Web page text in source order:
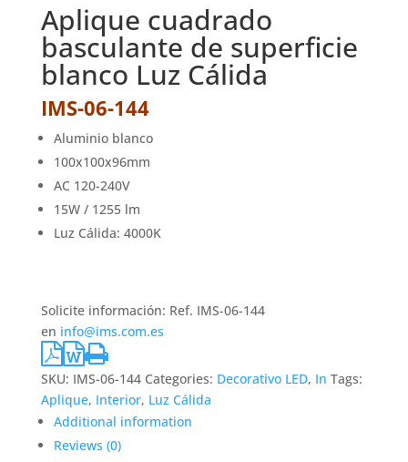
Aplique cuadrado
basculante de superficie
blanco Luz Cálida
IMS-06-144
Aluminio blanco
100x100x96mm
AC 120-240V
15W / 1255 lm
Luz Cálida: 4000K
Solicite información: Ref. IMS-06-144
en info@ims.com.es
SKU: IMS-06-144 Categories: Decorativo LED, In Tags:
Aplique, Interior, Luz Cálida
Additional information
Reviews (0)